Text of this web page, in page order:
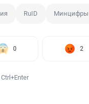
RuID Минцифры
0 2